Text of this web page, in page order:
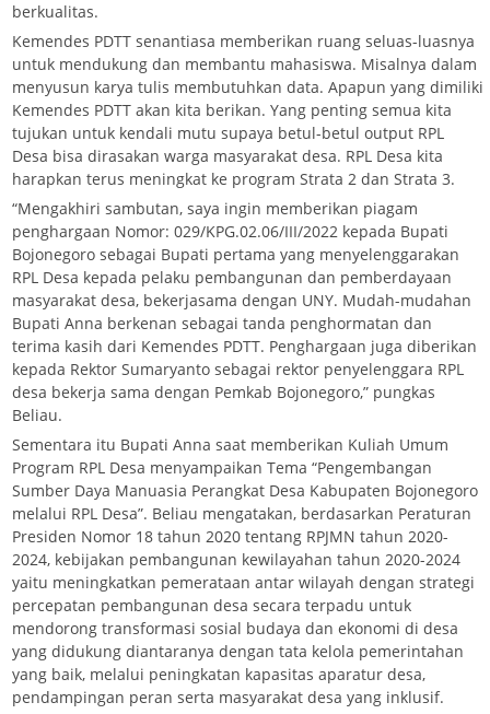
berkualitas.
Kemendes PDTT senantiasa memberikan ruang seluas-luasnya
untuk mendukung dan membantu mahasiswa. Misalnya dalam
menyusun karya tulis membutuhkan data. Apapun yang dimiliki
Kemendes PDTT akan kita berikan. Yang penting semua kita
tujukan untuk kendali mutu supaya betul-betul output RPL
Desa bisa dirasakan warga masyarakat desa. RPL Desa kita
harapkan terus meningkat ke program Strata 2 dan Strata 3.
“Mengakhiri sambutan, saya ingin memberikan piagam
penghargaan Nomor: 029/KPG.02.06/III/2022 kepada Bupati
Bojonegoro sebagai Bupati pertama yang menyelenggarakan
RPL Desa kepada pelaku pembangunan dan pemberdayaan
masyarakat desa, bekerjasama dengan UNY. Mudah-mudahan
Bupati Anna berkenan sebagai tanda penghormatan dan
terima kasih dari Kemendes PDTT. Penghargaan juga diberikan
kepada Rektor Sumaryanto sebagai rektor penyelenggara RPL
desa bekerja sama dengan Pemkab Bojonegoro,” pungkas
Beliau.
Sementara itu Bupati Anna saat memberikan Kuliah Umum
Program RPL Desa menyampaikan Tema “Pengembangan
Sumber Daya Manuasia Perangkat Desa Kabupaten Bojonegoro
melalui RPL Desa”. Beliau mengatakan, berdasarkan Peraturan
Presiden Nomor 18 tahun 2020 tentang RPJMN tahun 2020-
2024, kebijakan pembangunan kewilayahan tahun 2020-2024
yaitu meningkatkan pemerataan antar wilayah dengan strategi
percepatan pembangunan desa secara terpadu untuk
mendorong transformasi sosial budaya dan ekonomi di desa
yang didukung diantaranya dengan tata kelola pemerintahan
yang baik, melalui peningkatan kapasitas aparatur desa,
pendampingan peran serta masyarakat desa yang inklusif.